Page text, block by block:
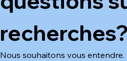
recherches?
Nous souhaitons vous entendre.